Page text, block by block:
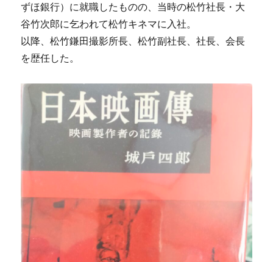
ずほ銀行）に就職したものの、当時の松竹社長・大
谷竹次郎に乞われて松竹キネマに入社。
以降、松竹鎌田撮影所長、松竹副社長、社長、会長
を歴任した。